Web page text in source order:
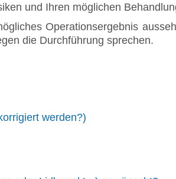
und Ihren möglichen
Operationsergebnis
die Durchführung sprechen.
werden?)